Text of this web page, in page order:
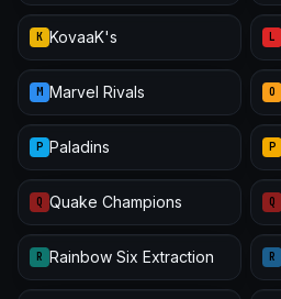
K KovaaK's L
M Marvel Rivals O
P Paladins P
Q Quake Champions Q
R Rainbow Six Extraction R